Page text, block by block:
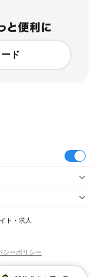
ド
駅 宇都宮駅 岡本駅
・鮮魚加工
ト・求人
シーポリシー